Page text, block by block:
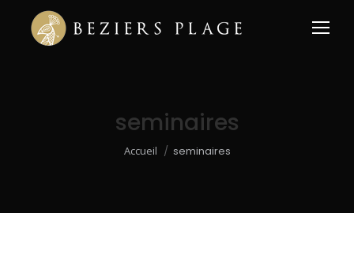
seminaires
Vous êtes ici :
Accueil seminaires